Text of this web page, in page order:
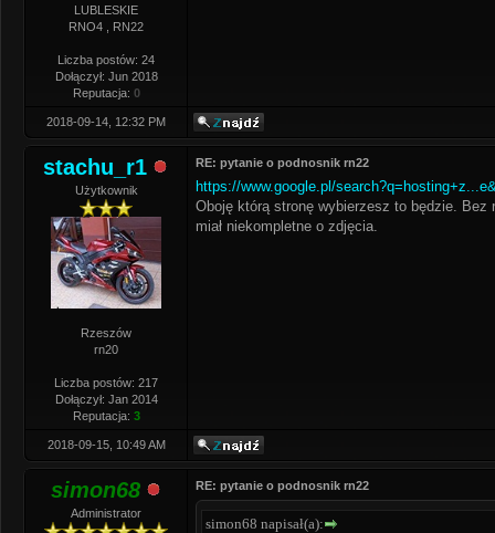
LUBLESKIE
RNO4 , RN22
Liczba postów: 24
Dołączył: Jun 2018
Reputacja: 0
2018-09-14, 12:32 PM
stachu_r1
Użytkownik
Rzeszów
rn20
Liczba postów: 217
Dołączył: Jan 2014
Reputacja: 3
RE: pytanie o podnosnik rn22
https://www.google.pl/
Oboję którą stronę wybierzesz to będzie.
miał niekompletne o zdjęcia.
2018-09-15, 10:49 AM
simon68
Administrator
RE: pytanie o podnosnik rn22
simon68 napisał(a):